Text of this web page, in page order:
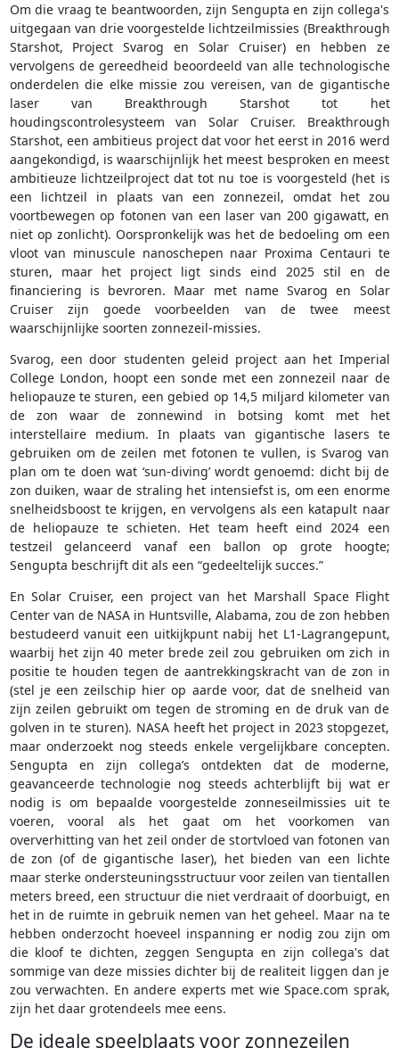
Om die vraag te beantwoorden, zijn Sengupta en zijn collega's
uitgegaan van drie voorgestelde lichtzeilmissies (Breakthrough
Starshot, Project Svarog en Solar Cruiser) en hebben ze
vervolgens de gereedheid beoordeeld van alle technologische
onderdelen die elke missie zou vereisen, van de gigantische
laser van Breakthrough Starshot tot het
houdingscontrolesysteem van Solar Cruiser. Breakthrough
Starshot, een ambitieus project dat voor het eerst in 2016 werd
aangekondigd, is waarschijnlijk het meest besproken en meest
ambitieuze lichtzeilproject dat tot nu toe is voorgesteld (het is
een lichtzeil in plaats van een zonnezeil, omdat het zou
voortbewegen op fotonen van een laser van 200 gigawatt, en
niet op zonlicht). Oorspronkelijk was het de bedoeling om een
vloot van minuscule nanoschepen naar Proxima Centauri te
sturen, maar het project ligt sinds eind 2025 stil en de
financiering is bevroren. Maar met name Svarog en Solar
Cruiser zijn goede voorbeelden van de twee meest
waarschijnlijke soorten zonnezeil-missies.
Svarog, een door studenten geleid project aan het Imperial
College London, hoopt een sonde met een zonnezeil naar de
heliopauze te sturen, een gebied op 14,5 miljard kilometer van
de zon waar de zonnewind in botsing komt met het
interstellaire medium. In plaats van gigantische lasers te
gebruiken om de zeilen met fotonen te vullen, is Svarog van
plan om te doen wat ‘sun-diving’ wordt genoemd: dicht bij de
zon duiken, waar de straling het intensiefst is, om een enorme
snelheidsboost te krijgen, en vervolgens als een katapult naar
de heliopauze te schieten. Het team heeft eind 2024 een
testzeil gelanceerd vanaf een ballon op grote hoogte;
Sengupta beschrijft dit als een “gedeeltelijk succes.”
En Solar Cruiser, een project van het Marshall Space Flight
Center van de NASA in Huntsville, Alabama, zou de zon hebben
bestudeerd vanuit een uitkijkpunt nabij het L1-Lagrangepunt,
waarbij het zijn 40 meter brede zeil zou gebruiken om zich in
positie te houden tegen de aantrekkingskracht van de zon in
(stel je een zeilschip hier op aarde voor, dat de snelheid van
zijn zeilen gebruikt om tegen de stroming en de druk van de
golven in te sturen). NASA heeft het project in 2023 stopgezet,
maar onderzoekt nog steeds enkele vergelijkbare concepten.
Sengupta en zijn collega’s ontdekten dat de moderne,
geavanceerde technologie nog steeds achterblijft bij wat er
nodig is om bepaalde voorgestelde zonneseilmissies uit te
voeren, vooral als het gaat om het voorkomen van
oververhitting van het zeil onder de stortvloed van fotonen van
de zon (of de gigantische laser), het bieden van een lichte
maar sterke ondersteuningsstructuur voor zeilen van tientallen
meters breed, een structuur die niet verdraait of doorbuigt, en
het in de ruimte in gebruik nemen van het geheel. Maar na te
hebben onderzocht hoeveel inspanning er nodig zou zijn om
die kloof te dichten, zeggen Sengupta en zijn collega's dat
sommige van deze missies dichter bij de realiteit liggen dan je
zou verwachten. En andere experts met wie Space.com sprak,
zijn het daar grotendeels mee eens.
De ideale speelplaats voor zonnezeilen